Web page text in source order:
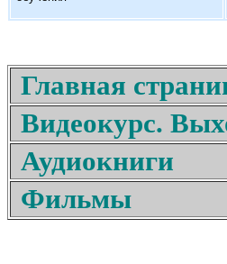
Главная
Видеокурс.
Аудиокниги
Фильмы